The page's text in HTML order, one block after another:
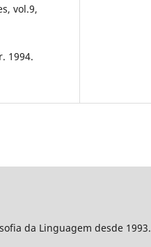
vol.9,
1994.
da Linguagem desde 1993.